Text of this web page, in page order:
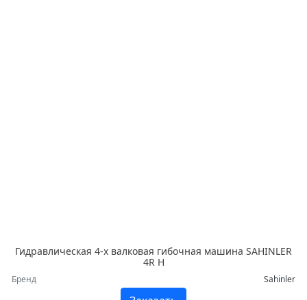
Гидравлическая 4-х валковая гибочная машина SAHINLER
4R H
Бренд Sahinler